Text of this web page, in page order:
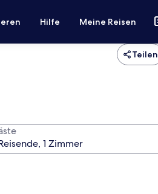
Hilfe Meine Reisen
Teilen